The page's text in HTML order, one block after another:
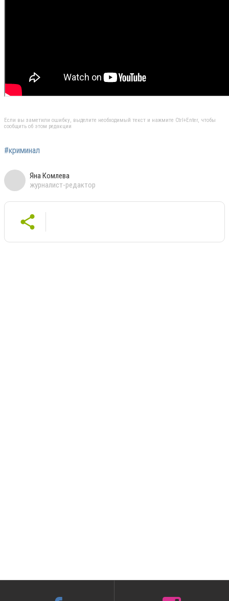
Если вы заметили ошибку, выделите необходимый текст и нажмите Ctrl+Enter, чтобы
сообщить об этом редакции
#криминал
Яна Комлева
журналист-редактор